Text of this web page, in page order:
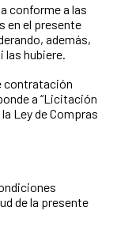
conforme a las
en el presente
además,
hubiere.
contratación
a “Licitación
Ley de Compras
de la presente